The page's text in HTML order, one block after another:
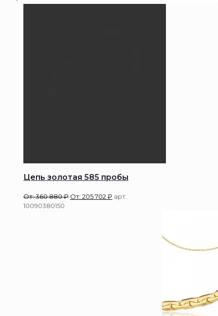
Цепь золотая 585 пробы
От:360 880₽ От: 205 702 ₽ арт.
10090380150